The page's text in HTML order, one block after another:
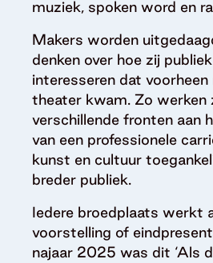
muziek, spoken word en
Makers worden
denken over hoe zij
interesseren dat
theater kwam. Zo werken
verschillende fronten aan
van een professionele
kunst en cultuur
breder publiek.
Iedere broedplaats werkt
voorstelling of
najaar 2025 was dit ‘Als